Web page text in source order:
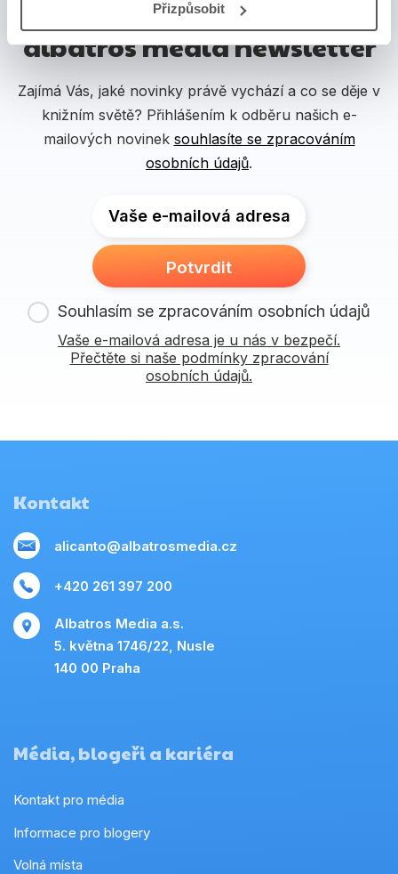
Přizpůsobit
albatros media newsletter
Zajímá Vás, jaké novinky právě vychází a co se děje v
knižním světě? Přihlášením k odběru našich e-
mailových novinek souhlasíte se zpracováním
osobních údajů.
Vaše e-mailová adresa
Potvrdit
Souhlasím se zpracováním osobních údajů
Vaše e-mailová adresa je u nás v bezpečí.
Přečtěte si naše podmínky zpracování
osobních údajů.
Kontakt
alicanto@albatrosmedia.cz
+420 261 397 200
Albatros Media a.s.
5. května 1746/22, Nusle
140 00 Praha
Média, blogeři a kariéra
Kontakt pro média
Informace pro blogery
Volná místa